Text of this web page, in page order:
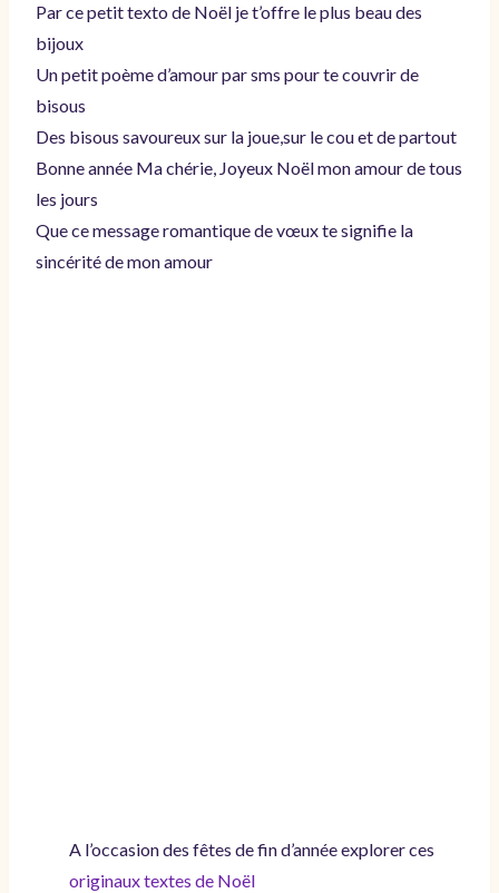
Par ce petit texto de Noël je t’offre le plus beau des
bijoux
Un petit poème d’amour par sms pour te couvrir de
bisous
Des bisous savoureux sur la joue,sur le cou et de partout
Bonne année Ma chérie, Joyeux Noël mon amour de tous
les jours
Que ce message romantique de vœux te signifie la
sincérité de mon amour
A l’occasion des fêtes de fin d’année explorer ces
originaux textes de Noël